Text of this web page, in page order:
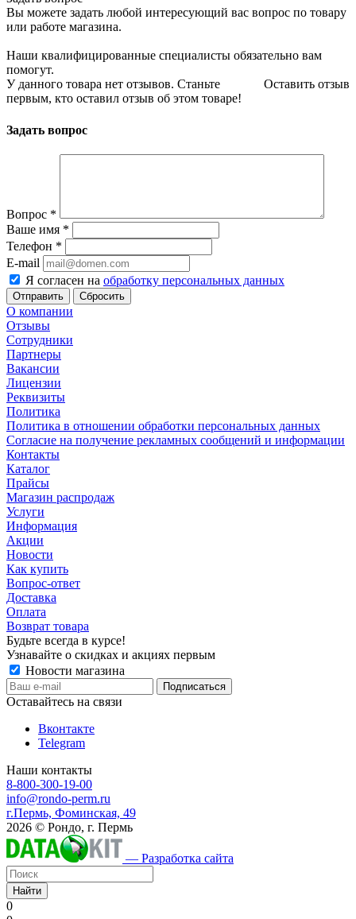
Вы можете задать любой интересующий вас вопрос по товару
или работе магазина.
Наши квалифицированные специалисты обязательно вам
помогут.
Оставить отзыв
У данного товара нет отзывов. Станьте
первым, кто оставил отзыв об этом товаре!
Задать вопрос
Вопрос *
Ваше имя *
Телефон *
E-mail
Я согласен на обработку персональных данных
Сбросить
О компании
Отзывы
Сотрудники
Партнеры
Вакансии
Лицензии
Реквизиты
Политика
Политика в отношении обработки персональных данных
Согласие на получение рекламных сообщений и информации
Контакты
Каталог
Прайсы
Магазин распродаж
Услуги
Информация
Акции
Новости
Как купить
Вопрос-ответ
Доставка
Оплата
Возврат товара
Будьте всегда в курсе!
Узнавайте о скидках и акциях первым
Новости магазина
Оставайтесь на связи
Вконтакте
Telegram
Наши контакты
8-800-300-19-00
info@rondo-perm.ru
г.Пермь, Фоминская, 49
2026 © Рондо, г. Пермь
— Разработка сайта
Найти
0